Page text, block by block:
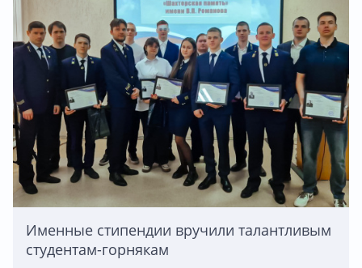
Именные стипендии вручили талантливым
студентам-горнякам